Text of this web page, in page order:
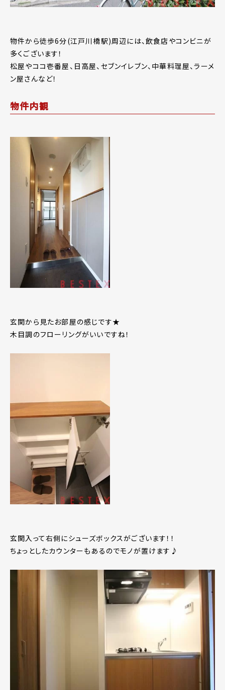
物件から徒歩6分(江戸川橋駅)周辺には、飲食店やコンビニが
多くございます！
松屋やココ壱番屋、日高屋、セブンイレブン、中華料理屋、ラーメ
ン屋さんなど！
物件内観
玄関から見たお部屋の感じです★
木目調のフローリングがいいですね！
玄関入って右側にシューズボックスがございます！！
ちょっとしたカウンターもあるのでモノが置けます♪